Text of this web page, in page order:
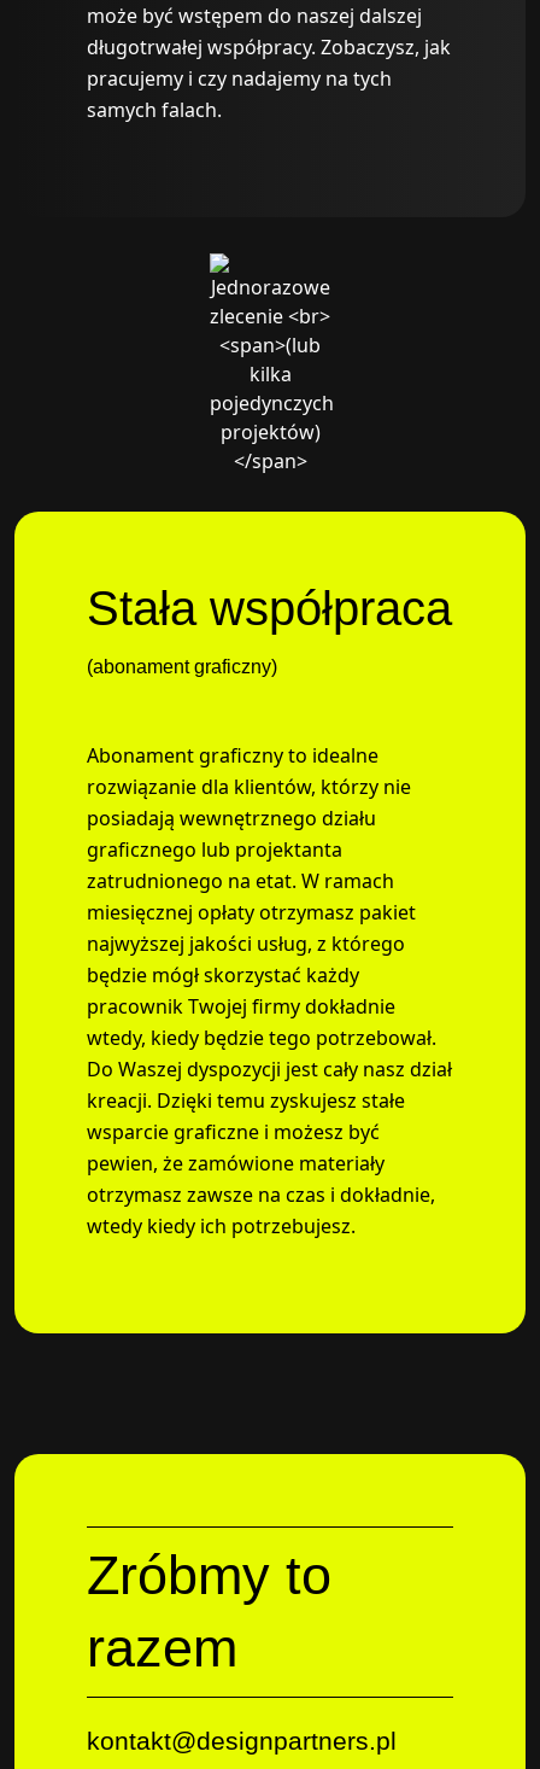
może być wstępem do naszej dalszej
długotrwałej współpracy. Zobaczysz, jak
pracujemy i czy nadajemy na tych
samych falach.
Stała współpraca
(abonament graficzny)
Abonament graficzny to idealne
rozwiązanie dla klientów, którzy nie
posiadają wewnętrznego działu
graficznego lub projektanta
zatrudnionego na etat. W ramach
miesięcznej opłaty otrzymasz pakiet
najwyższej jakości usług, z którego
będzie mógł skorzystać każdy
pracownik Twojej firmy dokładnie
wtedy, kiedy będzie tego potrzebował.
Do Waszej dyspozycji jest cały nasz dział
kreacji. Dzięki temu zyskujesz stałe
wsparcie graficzne i możesz być
pewien, że zamówione materiały
otrzymasz zawsze na czas i dokładnie,
wtedy kiedy ich potrzebujesz.
Zróbmy to
razem
kontakt@designpartners.pl